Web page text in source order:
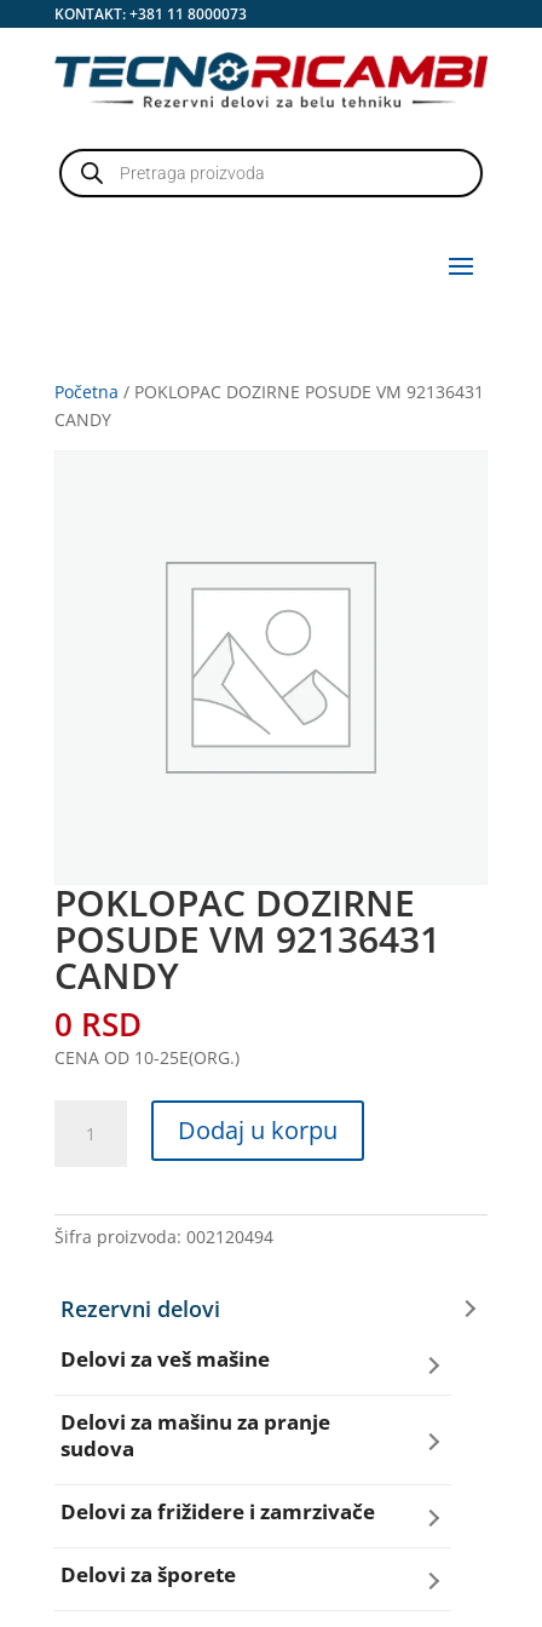
KONTAKT:+381 11 8000073
Products
search
Početna / POKLOPAC DOZIRNE POSUDE VM 92136431
CANDY
POKLOPAC DOZIRNE
POSUDE VM 92136431
CANDY
0 RSD
CENA OD 10-25E(ORG.)
DOZIRNE
92136431
CANDY
Dodaj u korpu
Šifra proizvoda: 002120494
Rezervni delovi
Delovi za veš mašine
Amortizeri za veš mašinu
Delovi za mašinu za pranje
sudova
Creva za sudo mašine
Dihtunzi za sudo mašine
Delovi za frižidere i zamrzivače
Aqua filteri za frižidere
Delovi za šporete